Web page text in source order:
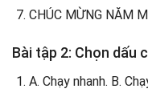
CHÚC MỪNG NĂM
Bài tập 2: Chọn dấu
A. Chạy nhanh. B.